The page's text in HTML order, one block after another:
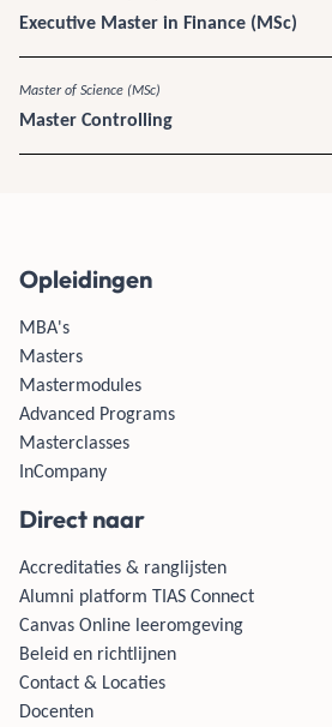
Executive Master in Finance (MSc)
Master of Science (MSc)
Master Controlling
Opleidingen
MBA's
Masters
Mastermodules
Advanced Programs
Masterclasses
InCompany
Direct naar
Accreditaties & ranglijsten
Alumni platform TIAS Connect
Canvas Online leeromgeving
Beleid en richtlijnen
Contact & Locaties
Docenten